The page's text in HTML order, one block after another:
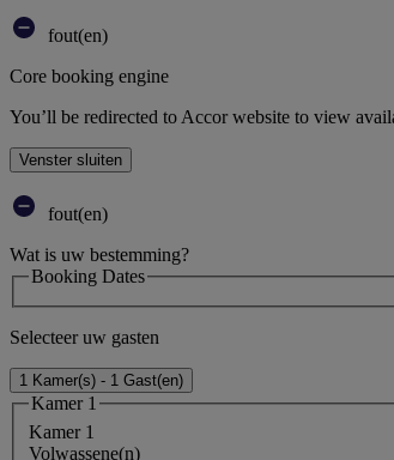
fout(en)
Core booking engine
You’ll be redirected to Accor website to view
Venster sluiten
fout(en)
Wat is uw bestemming?
Booking Dates
Selecteer uw gasten
1 Kamer(s) - 1 Gast(en)
Kamer 1
Kamer 1
Volwassene(n)